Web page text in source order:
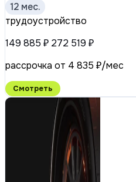
12 мес.
трудоустройство
149 885 ₽ 272 519 ₽
рассрочка от 4 835 ₽/мес
Смотреть